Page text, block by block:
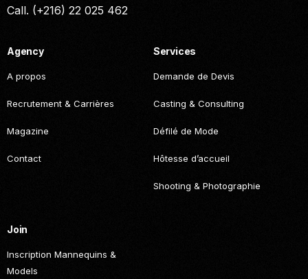
Call. (+216) 22 025 462
Agency
A propos
Recrutement & Carrières
Magazine
Contact
Services
Demande de Devis
Casting & Consulting
Défilé de Mode
Hôtesse d’accueil
Shooting & Photographie
Join
Inscription Mannequins &
Models